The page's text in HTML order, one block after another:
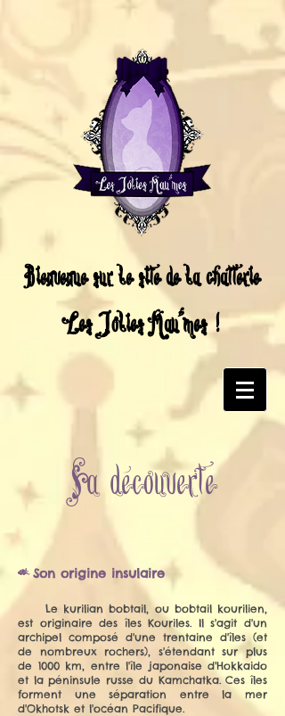
Bienvenue sur le site de la chatterie
Les Jolies Mau'mes !
Sa dècouverte
-Son origine insulaire
Le kurilian bobtail, ou bobtail kourilien,
est originaire des îles Kouriles. Il s'agit d'un
archipel composé d'une trentaine d'îles (et
de nombreux rochers), s'étendant sur plus
de 1000 km, entre l'île japonaise d'Hokkaido
et la péninsule russe du Kamchatka. Ces îles
forment une séparation entre la mer
d'Okhotsk et l'océan Pacifique.